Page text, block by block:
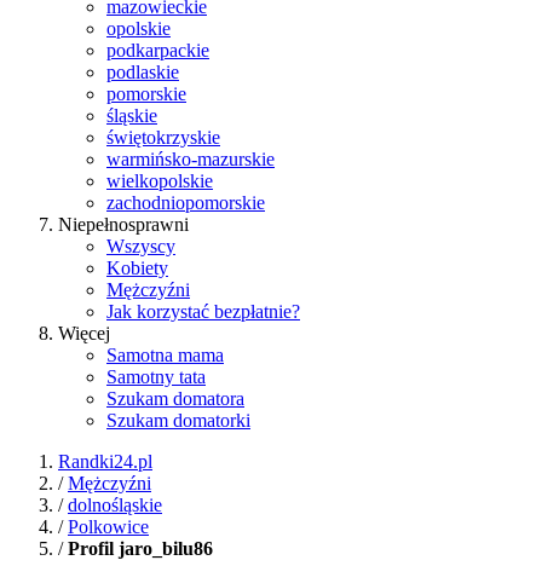
mazowieckie
opolskie
podkarpackie
podlaskie
pomorskie
śląskie
świętokrzyskie
warmińsko-mazurskie
wielkopolskie
zachodniopomorskie
Niepełnosprawni
Wszyscy
Kobiety
Mężczyźni
Jak korzystać bezpłatnie?
Więcej
Samotna mama
Samotny tata
Szukam domatora
Szukam domatorki
Randki24.pl
/Mężczyźni
/dolnośląskie
/Polkowice
/Profil jaro_bilu86